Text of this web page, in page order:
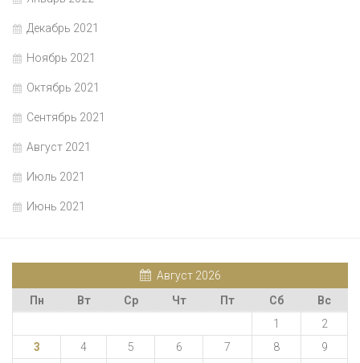
Декабрь 2021
Ноябрь 2021
Октябрь 2021
Сентябрь 2021
Август 2021
Июль 2021
Июнь 2021
Август 2026
Пн
Вт Ср Чт Пт Сб
Вс
1
2
3
4 5 6 7 8
9